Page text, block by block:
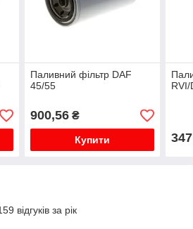
Паливний фільтр DAF
45/55
900,56₴
Купити
RVI/
відгуків за рік